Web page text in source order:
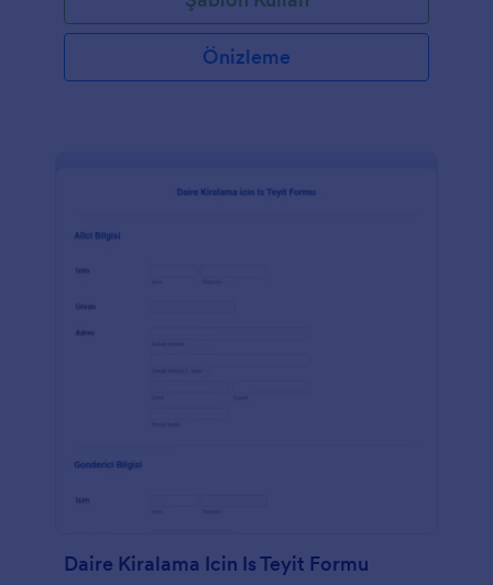
Önizleme
Daire Kiralama Icin Is Teyit Formu